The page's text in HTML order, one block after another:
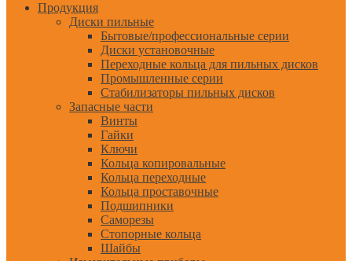
Продукция
Диски пильные
Бытовые/профессиональные серии
Диски установочные
Переходные кольца для пильных дисков
Промышленные серии
Стабилизаторы пильных дисков
Запасные части
Винты
Гайки
Ключи
Кольца копировальные
Кольца переходные
Кольца проставочные
Подшипники
Саморезы
Стопорные кольца
Шайбы